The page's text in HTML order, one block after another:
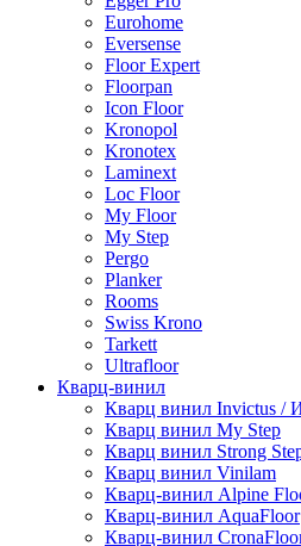
Eurohome
Eversense
Floor Expert
Floorpan
Icon Floor
Kronopol
Kronotex
Laminext
Loc Floor
My Floor
My Step
Pergo
Planker
Rooms
Swiss Krono
Tarkett
Ultrafloor
Кварц-винил
Кварц винил Invictus /
Кварц винил My Step
Кварц винил Strong
Кварц винил Vinilam
Кварц-винил Alpine
Кварц-винил AquaFloor
Кварц-винил